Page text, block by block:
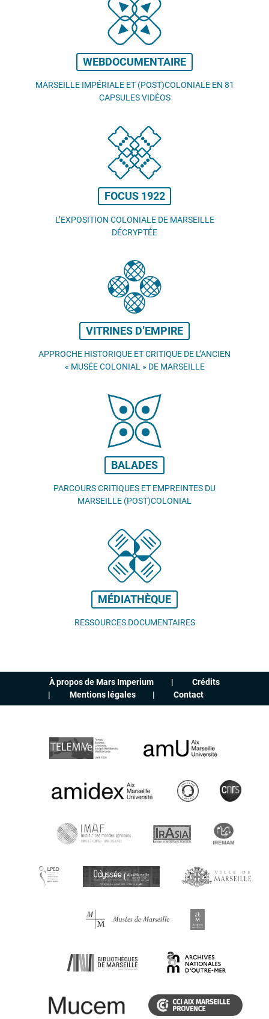
WEBDOCUMENTAIRE
MARSEILLE IMPÉRIALE ET (POST)COLONIALE EN 81
CAPSULES VIDÉOS
FOCUS 1922
L’EXPOSITION COLONIALE DE MARSEILLE
DÉCRYPTÉE
VITRINES D’EMPIRE
APPROCHE HISTORIQUE ET CRITIQUE DE L’ANCIEN
« MUSÉE COLONIAL » DE MARSEILLE
BALADES
PARCOURS CRITIQUES ET EMPREINTES DU
MARSEILLE (POST)COLONIAL
MÉDIATHÈQUE
RESSOURCES DOCUMENTAIRES
À propos de Mars Imperium
Crédits
Mentions légales
Contact